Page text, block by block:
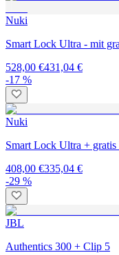
Nuki
Smart Lock Ultra - mit
528,00 €431,04 €
-17 %
Nuki
Smart Lock Ultra + gratis
408,00 €335,04 €
-29 %
JBL
Authentics 300 + Clip 5